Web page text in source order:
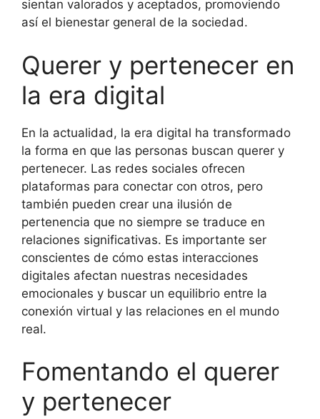
sientan valorados y aceptados, promoviendo
así el bienestar general de la sociedad.
Querer y pertenecer en
la era digital
En la actualidad, la era digital ha transformado
la forma en que las personas buscan querer y
pertenecer. Las redes sociales ofrecen
plataformas para conectar con otros, pero
también pueden crear una ilusión de
pertenencia que no siempre se traduce en
relaciones significativas. Es importante ser
conscientes de cómo estas interacciones
digitales afectan nuestras necesidades
emocionales y buscar un equilibrio entre la
conexión virtual y las relaciones en el mundo
real.
Fomentando el querer
y pertenecer